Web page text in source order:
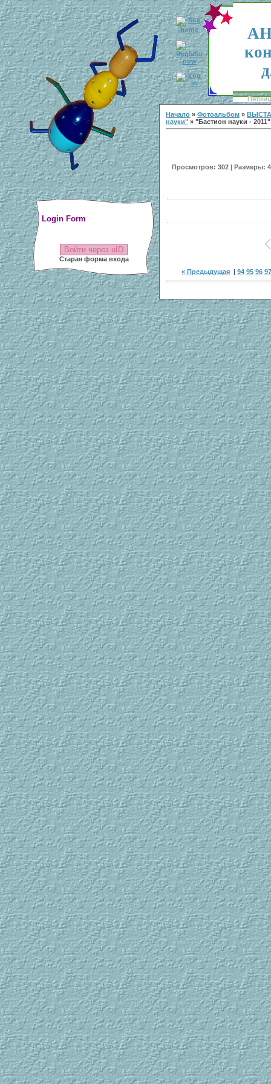
Login Form
Войти через uID
Старая форма входа
Начало » Фотоальбом »
науки" » "Бастион науки -
Просмотров: 302 | Размеры:
« Предыдущая | 94 95 96 97